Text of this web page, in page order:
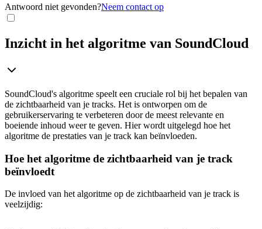
Antwoord niet gevonden?Neem contact op
Inzicht in het algoritme van SoundCloud
SoundCloud's algoritme speelt een cruciale rol bij het bepalen van
de zichtbaarheid van je tracks. Het is ontworpen om de
gebruikerservaring te verbeteren door de meest relevante en
boeiende inhoud weer te geven. Hier wordt uitgelegd hoe het
algoritme de prestaties van je track kan beïnvloeden.
Hoe het algoritme de zichtbaarheid van je track
beïnvloedt
De invloed van het algoritme op de zichtbaarheid van je track is
veelzijdig: